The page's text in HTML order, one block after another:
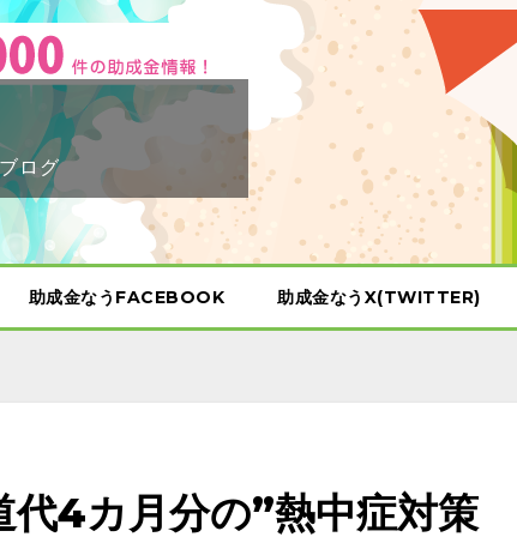
ログ
助成金なうFACEBOOK 助成金なうX(TWITTER)
代4カ月分の”熱中症対策